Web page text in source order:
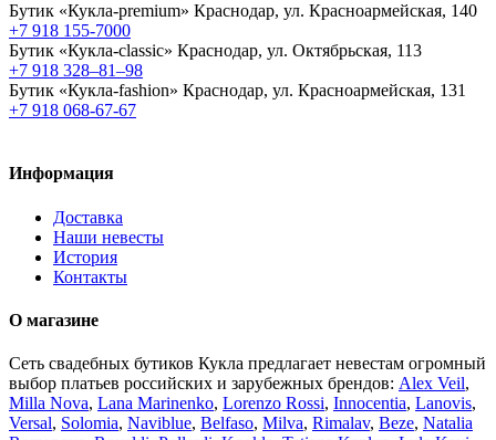
Бутик «Кукла-premium» Краснодар, ул. Красноармейская, 140
+7 918 155-7000
Бутик «Кукла-classic» Краснодар, ул. Октябрьская, 113
+7 918 328–81–98
Бутик «Кукла-fashion» Краснодар, ул. Красноармейская, 131
+7 918 068-67-67
Информация
Доставка
Наши невесты
История
Контакты
О магазине
Сеть свадебных бутиков Кукла предлагает невестам огромный
выбор платьев российских и зарубежных брендов: Alex Veil,
Milla Nova, Lana Marinenko, Lorenzo Rossi, Innocentia, Lanovis,
Versal, Solomia, Naviblue, Belfaso, Milva, Rimalav, Beze, Natalia